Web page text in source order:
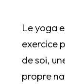
Le yoga
exercice
de soi,
propre